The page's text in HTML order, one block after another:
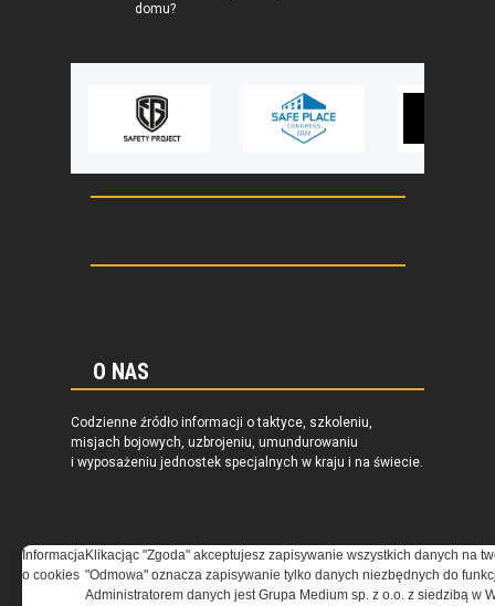
domu?
O NAS
Codzienne źródło informacji o taktyce, szkoleniu,
misjach bojowych, uzbrojeniu, umundurowaniu
i wyposażeniu jednostek specjalnych w kraju i na świecie.
REGULAMIN
Informacja
o cookies
Klikacjąc "Zgoda" akceptujesz zapisywanie wszystkich danych na
"Odmowa" oznacza zapisywanie tylko danych niezbędnych do
Administratorem danych jest Grupa Medium sp. z o.o. z siedzibą w